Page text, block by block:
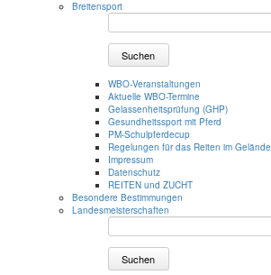
Breitensport
Suchen
WBO-Veranstaltungen
Aktuelle WBO-Termine
Gelassenheitsprüfung (GHP)
Gesundheitssport mit Pferd
PM-Schulpferdecup
Regelungen für das Reiten im Gelände
Impressum
Datenschutz
REITEN und ZUCHT
Besondere Bestimmungen
Landesmeisterschaften
Suchen